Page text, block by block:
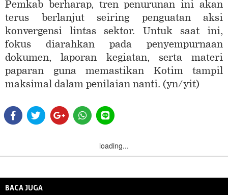
Pemkab berharap, tren penurunan ini akan
terus berlanjut seiring penguatan aksi
konvergensi lintas sektor. Untuk saat ini,
fokus diarahkan pada penyempurnaan
dokumen, laporan kegiatan, serta materi
paparan guna memastikan Kotim tampil
maksimal dalam penilaian nanti. (yn/yit)
loading...
BACA JUGA